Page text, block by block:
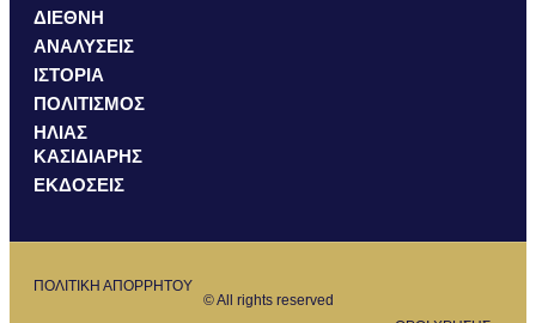
ΔΙΕΘΝΗ
ΑΝΑΛΥΣΕΙΣ
ΙΣΤΟΡΙΑ
ΠΟΛΙΤΙΣΜΟΣ
ΗΛΙΑΣ
ΚΑΣΙΔΙΑΡΗΣ
ΕΚΔΟΣΕΙΣ
ΠΟΛΙΤΙΚΗ ΑΠΟΡΡΗΤΟΥ
© All rights reserved